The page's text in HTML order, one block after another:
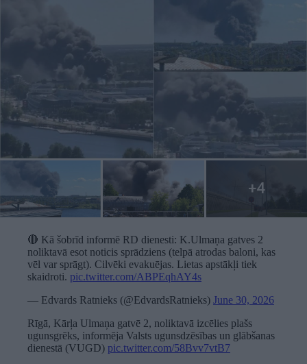
🔴 Kā šobrīd informē RD dienesti: K.Ulmaņa gatves 2
noliktavā esot noticis sprādziens (telpā atrodas baloni, kas
vēl var sprāgt). Cilvēki evakuējas. Lietas apstākļi tiek
skaidroti. pic.twitter.com/ABPEqhAY4s
— Edvards Ratnieks (@EdvardsRatnieks) June 30, 2026
Rīgā, Kārļa Ulmaņa gatvē 2, noliktavā izcēlies plašs
ugunsgrēks, informēja Valsts ugunsdzēsības un glābšanas
dienestā (VUGD) pic.twitter.com/58Bvv7vtB7